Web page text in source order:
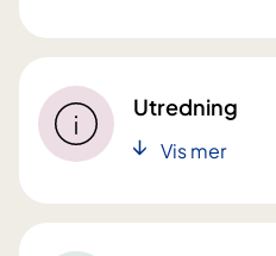
Utredning
Vis mer